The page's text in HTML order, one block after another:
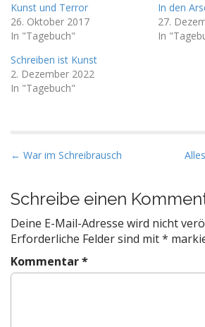
Kunst und Terror
26. Oktober 2017
In "Tagebuch"
In den
27.
In
Schreiben ist Kunst
2. Dezember 2022
In "Tagebuch"
P
s
t
n
a
v
← War im Schreibrausch
Schreibe einen
Deine E-Mail-Adresse wird nicht
Erforderliche Felder sind mit*
Kommentar*